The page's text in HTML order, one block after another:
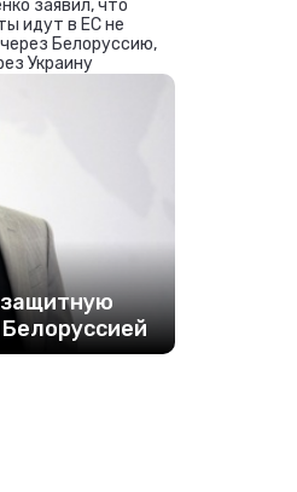
заявил, что
идут в ЕС не
Белоруссию,
Украину